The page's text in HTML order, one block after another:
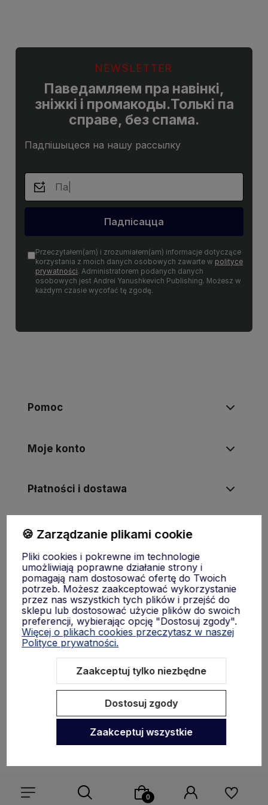
NEWSLETTER
Паведамляем пра навінкі,
зніжкі і промакоды.Толькі па
справе, без спама.
Падпішыцеся на нашу рассылку
Падпісацца
Przeczytałem(am) i zrozumiałem(am) informacje dotyczące
korzystania z moich danych osobowych zawarte w polityce
prywatności. Administratorem podanych danych
osobowych jest Andrei Yanushkevich Publishing. Możesz w
każdym czasie wycofać tę zgodę.
Pomoc
Moje konto
Płatności i dostawa
Informacje
O nas
Sklep internetowy Shoper.pl Szablon Shoper Modern 3.0™
🍪 Zarządzanie plikami cookie
Pliki cookies i pokrewne im technologie
umożliwiają poprawne działanie strony i
pomagają nam dostosować ofertę do Twoich
potrzeb. Możesz zaakceptować wykorzystanie
przez nas wszystkich tych plików i przejść do
sklepu lub dostosować użycie plików do swoich
preferencji, wybierając opcję "Dostosuj zgody".
Więcej o plikach cookies przeczytasz w naszej
Polityce prywatności.
Zaakceptuj tylko niezbędne
Dostosuj zgody
Zaakceptuj wszystkie